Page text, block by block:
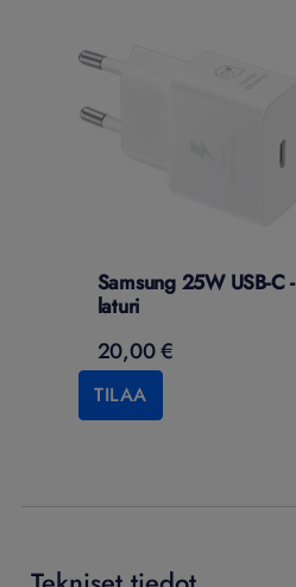
Samsung 25W USB-C -
laturi
20,00 €
TILAA